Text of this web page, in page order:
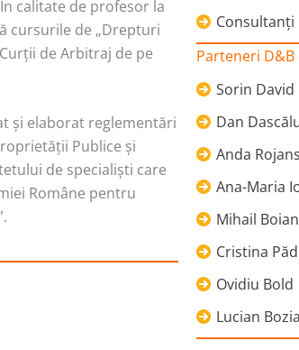
calitate de profesor la
cursurile de „Drepturi
de Arbitraj de pe
şi elaborat reglementări
Publice şi
de specialişti care
Române pentru
Consultanţi
Parteneri D&B
Sorin David
Dan
Anda
Ana-Maria
Mihail Boian
Cristina
Ovidiu Bold
Lucian